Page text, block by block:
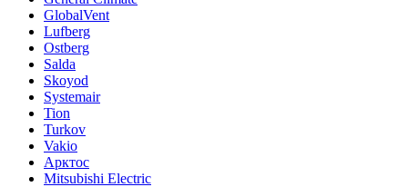
GlobalVent
Lufberg
Ostberg
Salda
Skoyod
Systemair
Tion
Turkov
Vakio
Арктос
Mitsubishi Electric